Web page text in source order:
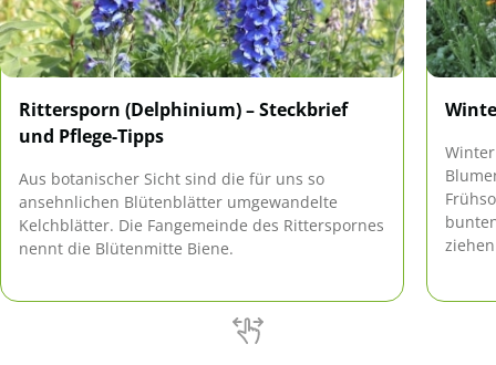
Rittersporn (Delphinium) – Steckbrief
und Pflege-Tipps
Aus botanischer Sicht sind die für uns so
ansehnlichen Blütenblätter umgewandelte
Kelchblätter. Die Fangemeinde des Ritterspornes
nennt die Blütenmitte Biene.